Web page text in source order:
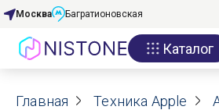
Акции
О нас
Москва Багратионовская
Каталог
Главная Техника Apple